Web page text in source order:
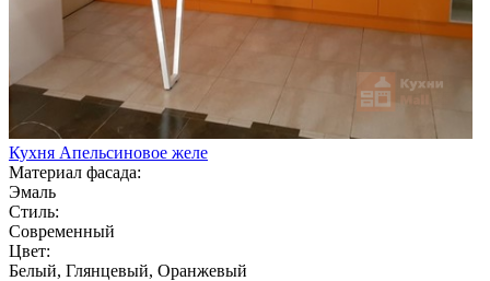
Кухня Апельсиновое желе
Материал фасада:
Эмаль
Стиль:
Современный
Цвет:
Белый, Глянцевый, Оранжевый